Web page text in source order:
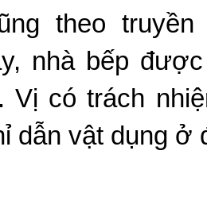
theo truyền
nhà bếp
Vị có trách
dẫn vật dụng ở